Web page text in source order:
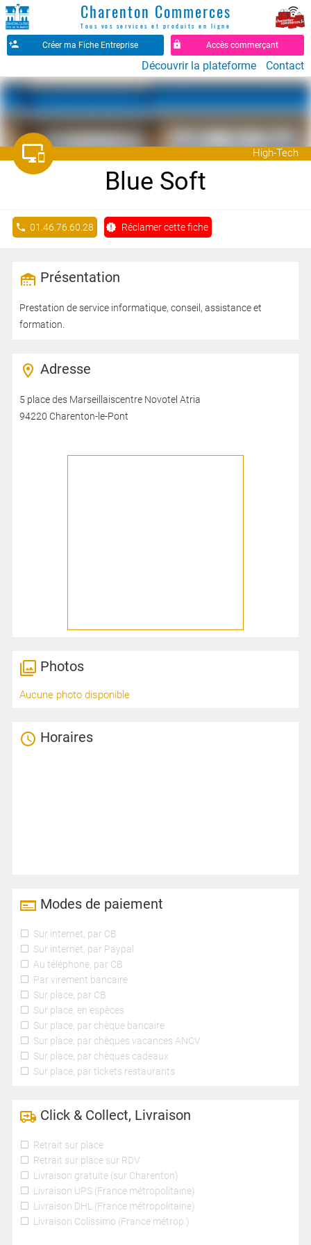
Charenton Commerces
Tous vos services et produits en ligne
Créer ma Fiche Entreprise Accès commerçant
Découvrir la plateforme Contact
󰦉 High-Tech
Blue Soft
01.46.76.60.28 Réclamer cette fiche
Présentation
Prestation de service informatique, conseil, assistance et
formation.
Horaires
Adresse
5 place des Marseillaiscentre Novotel Atria
94220 Charenton-le-Pont
Modes de paiement
Sur internet, par CB
Sur internet, par Paypal
Au téléphone, par CB
Par virement bancaire
Sur place, par CB
Sur place, en espèces
Sur place, par chèque bancaire
Sur place, par chèques vacances ANCV
Sur place, par chèques cadeaux
Sur place, par tickets restaurants
Photos
Aucune photo disponible
Click & Collect, Livraison
Retrait sur place
Retrait sur place sur RDV
Livraison gratuite (sur Charenton)
Livraison UPS (France métropolitaine)
Livraison DHL (France métropolitaine)
Livraison Colissimo (France métrop.)